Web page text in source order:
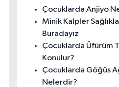
Çocuklarda Anjiyo
Minik Kalpler
Buradayız
Çocuklarda Üfürüm
Konulur?
Çocuklarda Göğüs
Nelerdir?